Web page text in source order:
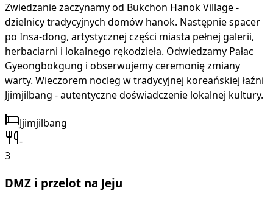
Zwiedzanie zaczynamy od Bukchon Hanok Village -
dzielnicy tradycyjnych domów hanok. Następnie spacer
po Insa-dong, artystycznej części miasta pełnej galerii,
herbaciarni i lokalnego rękodzieła. Odwiedzamy Pałac
Gyeongbokgung i obserwujemy ceremonię zmiany
warty. Wieczorem nocleg w tradycyjnej koreańskiej łaźni
Jjimjilbang - autentyczne doświadczenie lokalnej kultury.
Jjimjilbang
-
3
DMZ i przelot na Jeju